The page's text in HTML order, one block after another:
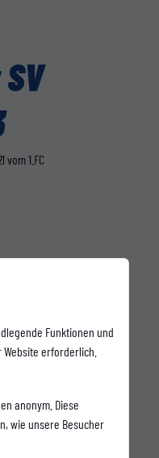
Funktionen und
erforderlich.
anonym. Diese
wie unsere Besucher
vom 1.FC